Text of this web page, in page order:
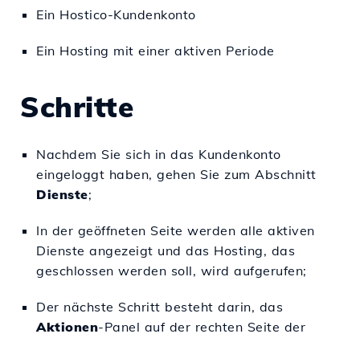
Ein Hostico-Kundenkonto
Ein Hosting mit einer aktiven Periode
Schritte
Nachdem Sie sich in das Kundenkonto
eingeloggt haben, gehen Sie zum Abschnitt
Dienste;
In der geöffneten Seite werden alle aktiven
Dienste angezeigt und das Hosting, das
geschlossen werden soll, wird aufgerufen;
Der nächste Schritt besteht darin, das
Aktionen-Panel auf der rechten Seite der